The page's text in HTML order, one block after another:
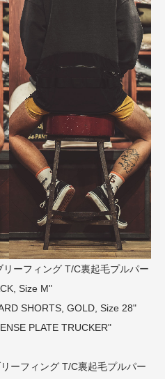
ーフィング T/C裏起毛プルパー
Size M"
SHORTS, GOLD, Size 28"
PLATE TRUCKER"
ーフィング T/C裏起毛プルパー